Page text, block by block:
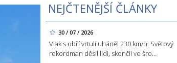
NEJČTENĚJŠÍ ČLÁNKY
30 / 07 / 2026
Vlak s obří vrtulí uháněl 230 km/h: Světový
rekordman děsil lidi, skončil ve šro…